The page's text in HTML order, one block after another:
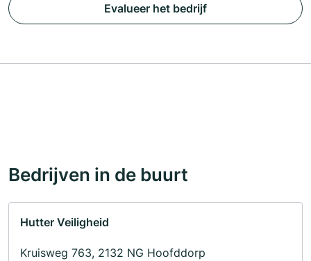
Evalueer het bedrijf
Bedrijven in de buurt
Hutter Veiligheid
Kruisweg 763, 2132 NG Hoofddorp